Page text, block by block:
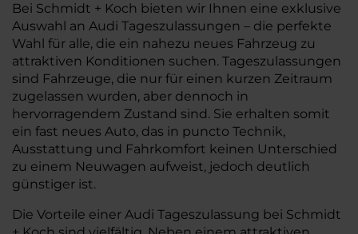
Bei Schmidt + Koch bieten wir Ihnen eine exklusive
Auswahl an Audi Tageszulassungen – die perfekte
Wahl für alle, die ein nahezu neues Fahrzeug zu
attraktiven Konditionen suchen. Tageszulassungen
sind Fahrzeuge, die nur für einen kurzen Zeitraum
zugelassen wurden, aber dennoch in
hervorragendem Zustand sind. Sie erhalten somit
ein fast neues Auto, das in puncto Technik,
Ausstattung und Fahrkomfort keinen Unterschied
zu einem Neuwagen aufweist, jedoch deutlich
günstiger ist.
Die Vorteile einer Audi Tageszulassung bei Schmidt